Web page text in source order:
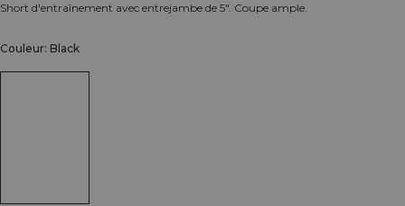
Short d'entraînement avec entrejambe de 5". Coupe ample.
Couleur: Black